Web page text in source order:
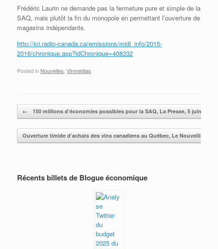
Frédéric Laurin ne demande pas la fermeture pure et simple de la
SAQ, mais plutôt la fin du monopole en permettant l’ouverture de
magasins indépendants.
http://ici.radio-canada.ca/emissions/midi_info/2015-
2016/chronique.asp?idChronique=408332
Posted in Nouvelles Vinmédias
Post navigation
← 150 millions d’économies possibles pour la SAQ, La Presse, 5 juin 2016
Ouverture timide d’achats des vins canadiens au Québec, Le Nouvelliste
Récents billets de Blogue économique